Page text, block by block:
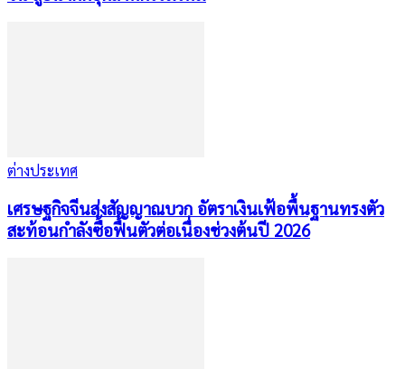
ต่างประเทศ
เศรษฐกิจจีนส่งสัญญาณบวก อัตราเงินเฟ้อพื้นฐานทรงตัว
สะท้อนกำลังซื้อฟื้นตัวต่อเนื่องช่วงต้นปี 2026